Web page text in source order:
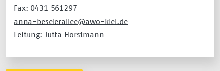
Fax: 0431 561297
anna-beselerallee@awo-kiel.de
Leitung: Jutta Horstmann